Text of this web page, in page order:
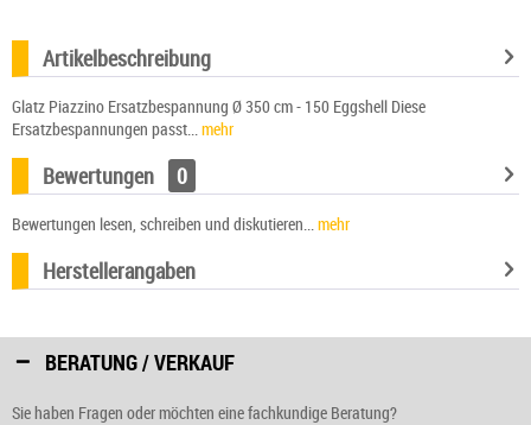
Artikelbeschreibung
Glatz Piazzino Ersatzbespannung Ø 350 cm - 150 Eggshell Diese
Ersatzbespannungen passt...
mehr
Bewertungen 0
Bewertungen lesen, schreiben und diskutieren... mehr
Herstellerangaben
BERATUNG / VERKAUF
Sie haben Fragen oder möchten eine fachkundige Beratung?